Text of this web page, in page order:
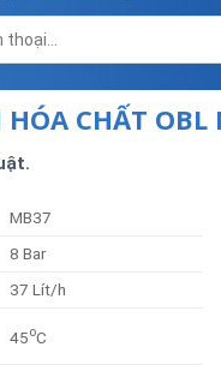
CHẤT OBL
MB37
8 Bar
37 Lít/h
45oC